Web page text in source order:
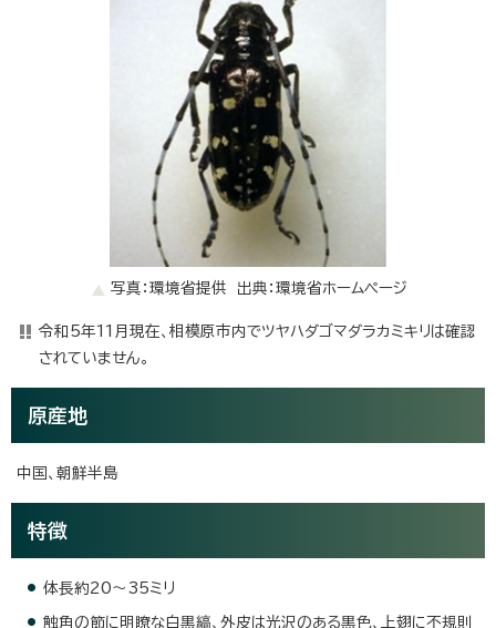
写真：環境省提供 出典：環境省ホームページ
令和5年11月現在、相模原市内でツヤハダゴマダラカミキリは確認
されていません。
原産地
中国、朝鮮半島
特徴
体長約20～35ミリ
触角の節に明瞭な白黒縞、外皮は光沢のある黒色、上翅に不規則